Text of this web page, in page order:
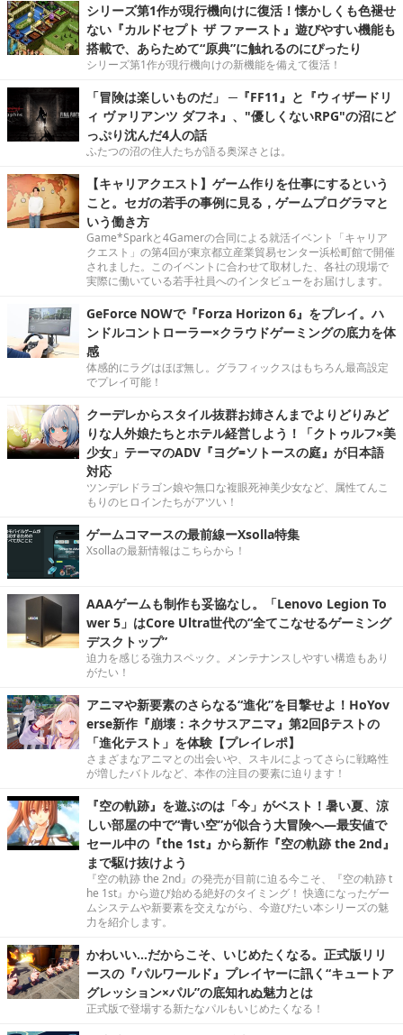
シリーズ第1作が現行機向けに復活！懐かしくも色褪せ
ない『カルドセプト ザ ファースト』遊びやすい機能も
搭載で、あらためて“原典”に触れるのにぴったり
シリーズ第1作が現行機向けの新機能を備えて復活！
「冒険は楽しいものだ」 ─『FF11』と『ウィザードリ
ィ ヴァリアンツ ダフネ』、"優しくないRPG"の沼にど
っぷり沈んだ4人の話
ふたつの沼の住人たちが語る奥深さとは。
【キャリアクエスト】ゲーム作りを仕事にするという
こと。セガの若手の事例に見る，ゲームプログラマと
いう働き方
Game*Sparkと4Gamerの合同による就活イベント「キャリア
クエスト」の第4回が東京都立産業貿易センター浜松町館で開催
されました。このイベントに合わせて取材した、各社の現場で
実際に働いている若手社員へのインタビューをお届けします。
GeForce NOWで『Forza Horizon 6』をプレイ。ハ
ンドルコントローラー×クラウドゲーミングの底力を体
感
体感的にラグはほぼ無し。グラフィックスはもちろん最高設定
でプレイ可能！
クーデレからスタイル抜群お姉さんまでよりどりみど
りな人外娘たちとホテル経営しよう！「クトゥルフ×美
少女」テーマのADV『ヨグ=ソトースの庭』が日本語
対応
ツンデレドラゴン娘や無口な複眼死神美少女など、属性てんこ
もりのヒロインたちがアツい！
ゲームコマースの最前線ーXsolla特集
Xsollaの最新情報はこちらから！
AAAゲームも制作も妥協なし。「Lenovo Legion To
wer 5」はCore Ultra世代の“全てこなせるゲーミング
デスクトップ”
迫力を感じる強力スペック。メンテナンスしやすい構造もあり
がたい！
アニマや新要素のさらなる“進化”を目撃せよ！HoYov
erse新作『崩壊：ネクサスアニマ』第2回βテストの
「進化テスト」を体験【プレイレポ】
さまざまなアニマとの出会いや、スキルによってさらに戦略性
が増したバトルなど、本作の注目の要素に迫ります！
『空の軌跡』を遊ぶのは「今」がベスト！暑い夏、涼
しい部屋の中で“青い空”が似合う大冒険へ―最安値で
セール中の『the 1st』から新作『空の軌跡 the 2nd』
まで駆け抜けよう
『空の軌跡 the 2nd』の発売が目前に迫る今こそ、『空の軌跡 t
he 1st』から遊び始める絶好のタイミング！ 快適になったゲー
ムシステムや新要素を交えながら、今遊びたい本シリーズの魅
力を紹介します。
かわいい…だからこそ、いじめたくなる。正式版リリ
ースの『パルワールド』プレイヤーに訊く“キュートア
グレッション×パル”の底知れぬ魅力とは
正式版で登場する新たなパルもいじめたくなる！